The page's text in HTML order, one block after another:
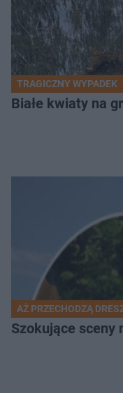
TRAGICZNY WYPADEK
Białe kwiaty na
AŻ PRZECHODZĄ
Szokujące sceny